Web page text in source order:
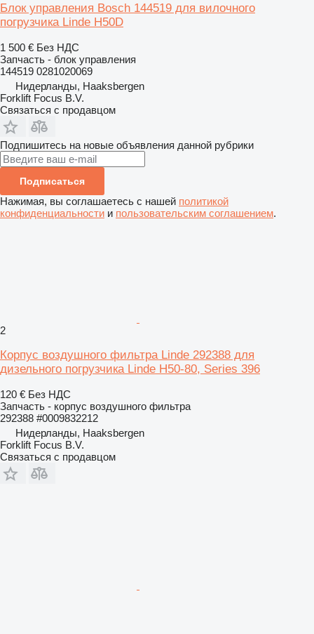
Блок управления Bosch 144519 для вилочного
погрузчика Linde H50D
1 500 € Без НДС
Запчасть - блок управления
144519 0281020069
Нидерланды, Haaksbergen
Forklift Focus B.V.
Связаться с продавцом
Подпишитесь на новые объявления данной рубрики
Подписаться
Нажимая, вы соглашаетесь с нашей политикой
конфиденциальности и пользовательским соглашением.
2
Корпус воздушного фильтра Linde 292388 для
дизельного погрузчика Linde H50-80, Series 396
120 € Без НДС
Запчасть - корпус воздушного фильтра
292388 #0009832212
Нидерланды, Haaksbergen
Forklift Focus B.V.
Связаться с продавцом